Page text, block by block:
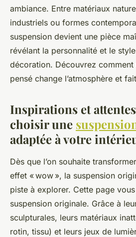
Camil•29/05/2025 14:48•8 min de
ambiance. Entre matériaux
industriels ou formes
suspension devient une pièce
révélant la personnalité et le
décoration. Découvrez
pensé change l’atmosphère et
Inspirations et
choisir une
adaptée à votre
Dès que l’on souhaite
effet « wow », la suspension
piste à explorer. Cette page
suspension originale. Grâce à
sculpturales, leurs matériaux
rotin, tissu) et leurs jeux de